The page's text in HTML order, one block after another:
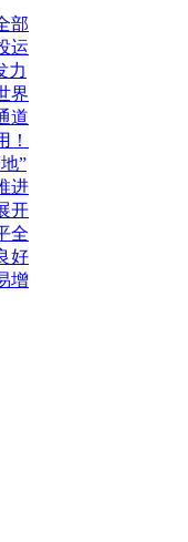
部
运
力
界
道
！
”
进
开
全
好
增